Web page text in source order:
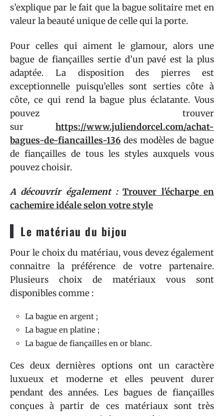
s’explique par le fait que la bague solitaire met en
valeur la beauté unique de celle qui la porte.
Pour celles qui aiment le glamour, alors une
bague de fiançailles sertie d’un pavé est la plus
adaptée. La disposition des pierres est
exceptionnelle puisqu’elles sont serties côte à
côte, ce qui rend la bague plus éclatante. Vous
pouvez trouver
sur https://www.juliendorcel.com/achat-
bagues-de-fiancailles-136 des modèles de bague
de fiançailles de tous les styles auxquels vous
pouvez choisir.
A découvrir également : Trouver l'écharpe en
cachemire idéale selon votre style
Le matériau du bijou
Pour le choix du matériau, vous devez également
connaitre la préférence de votre partenaire.
Plusieurs choix de matériaux vous sont
disponibles comme :
La bague en argent ;
La bague en platine ;
La bague de fiançailles en or blanc.
Ces deux dernières options ont un caractère
luxueux et moderne et elles peuvent durer
pendant des années. Les bagues de fiançailles
conçues à partir de ces matériaux sont très